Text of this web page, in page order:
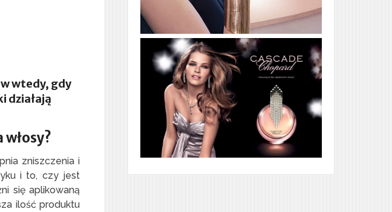
wtedy, gdy
działają
zniszczenia i
i to, czy jest
się aplikowaną
ilość produktu